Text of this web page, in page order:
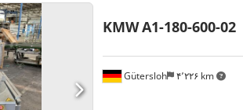
Gütersloh ۴٬۲۲۶ km
KMWA1-180-600-02